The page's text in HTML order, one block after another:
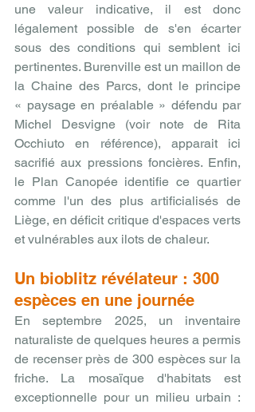
une valeur indicative, il est donc
légalement possible de s'en écarter
sous des conditions qui semblent ici
pertinentes. Burenville est un maillon de
la Chaine des Parcs, dont le principe
« paysage en préalable » défendu par
Michel Desvigne (voir note de Rita
Occhiuto en référence), apparait ici
sacrifié aux pressions foncières. Enfin,
le Plan Canopée identifie ce quartier
comme l'un des plus artificialisés de
Liège, en déficit critique d'espaces verts
et vulnérables aux ilots de chaleur.
Un bioblitz révélateur : 300
espèces en une journée
En septembre 2025, un inventaire
naturaliste de quelques heures a permis
de recenser près de 300 espèces sur la
friche. La mosaïque d'habitats est
exceptionnelle pour un milieu urbain :